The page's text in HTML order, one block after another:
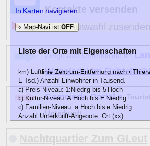
Kontakte versenden
Email mit Auswahl
Zeige alle Unterkünfte im
Wunsiedel im
Gemeinde-Portal »
Unterkunft
Nachtquartier Zum GLeut
In Karten navigieren:
« Map-Navi istOFF
Liste der Orte mit Eigenschaften
km) Luftlinie Zentrum-Entfernung nach •
E-Tsd.) Anzahl Einwohner in Tausend.
a) Preis-Niveau: 1:Niedrig bis 5:Hoch
b) Kultur-Niveau: A:Hoch bis E:Niedrig
c) Familien-Niveau: a:Hoch bis e:Niedrig
Anzahl Unterkunft-Angebote: Ort (xx)
km E-Tsd. abc)
Name
4
5 1D c Arzberg